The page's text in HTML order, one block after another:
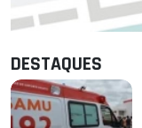
DESTAQUES